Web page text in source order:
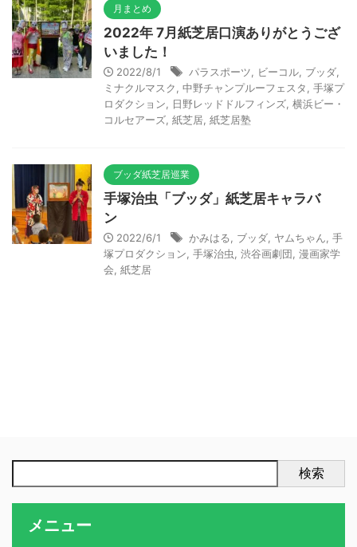
月まとめ
2022年 7月紙芝居口演ありがとうござ
いました！
2022/8/1 パラスポーツ ビーコル ブッダ
ミナクルマスク
中野チャンプルーフェスタ
手塚プ
ロダクション
日野レッドドルフィンズ 横浜ビー・
コルセアーズ 紙芝居 紙芝居塾
ブッダ紙芝居巡業
手塚治虫「ブッダ」紙芝居キャラバ
ン
2022/6/1 かみはる ブッダ ヤムちゃん 手
塚プロダクション 手塚治虫 渋谷画劇団 漫画家学
会 紙芝居
検索
メニュー